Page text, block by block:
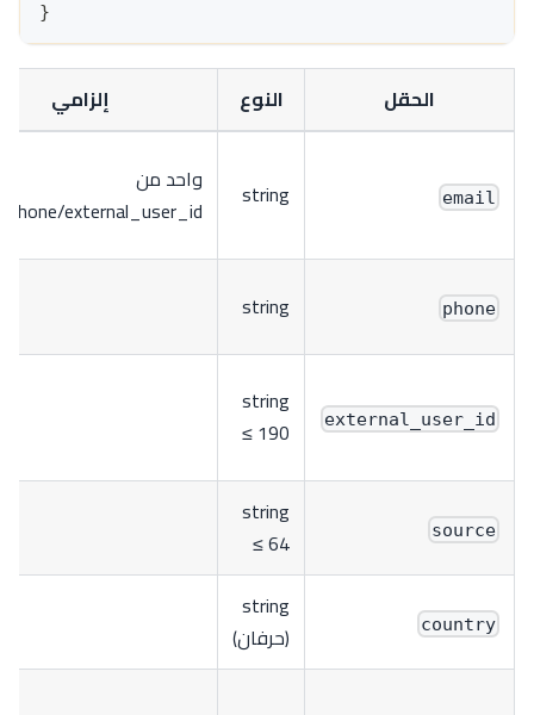
}
الحقل النوع إلزامي
email
string
واحد من
phone/external_user_id
phone
string
external_user_id
string
≤ 190
source
string
≤ 64
country
string
(حرفان)